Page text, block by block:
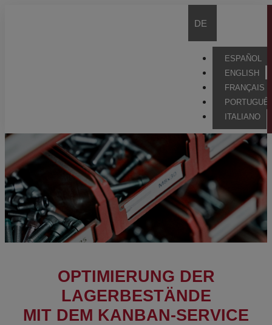
DE
ESPAÑOL
ENGLISH
FRANÇAIS
ITALIANO
OPTIMIERUNG DER
LAGERBESTÄNDE
MIT DEM KANBAN-SERVICE